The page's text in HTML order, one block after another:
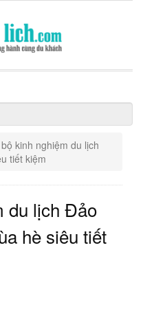
kinh nghiệm du lịch
tiết kiệm
du lịch Đảo
hè siêu tiết